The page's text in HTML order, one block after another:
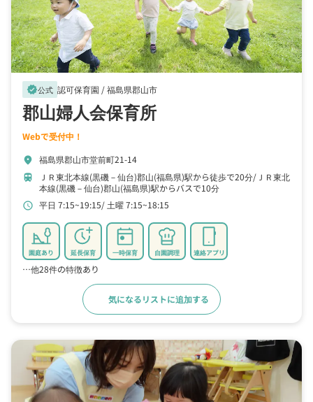
verified公式 認可保育園 /福島県郡山市
郡山婦人会保育所
Webで受付中！
location_on 福島県郡山市堂前町21-14
train ＪＲ東北本線(黒磯－仙台)郡山(福島県)駅から徒歩で20分
ＪＲ東北
本線(黒磯－仙台)郡山(福島県)駅からバスで10分
schedule 平日 7:15~19:15 土曜 7:15~18:15
園庭あり 延長保育 一時保育 自園調理 連絡アプリ
…他28件の特徴あり
気になるリストに追加する